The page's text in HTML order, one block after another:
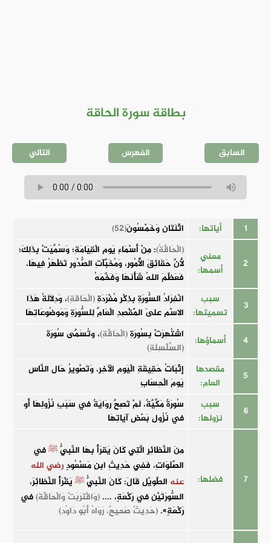
بطاقة سورة الحاقة
التالي الفهرس السابق
1 أياتها: اثْنَتَانِ وَخَمْسُونَ(52)
2
معني
أسمها:
(الْحَاقَّةُ): مِنْ أَسْمَاءِ يَومِ الْقِيَامَةِ؛ وَسُمِّيَتْ بِذَلِكَ؛
لأَنَّ حَقَائِقَ الأُمُورِ، وَمُخَبَّآتِ الصُّدُورِ تَظْهَرُ فِيهَا،
فَعَظَّمَ اللهُ شَأْنَهَا وَفَخَّمَهُ
3
سبب
تسميتها:
انْفِرَادُ السُّورَةِ بِذِكْرِ مُفْرَدَةِ(الْحَاقَةِ)، وَدِلَالَةُ هَذَا
الاسْمِ عَلَى الْمَقْصِدِ الْعَامِّ لِلسُّورَةِ وَمَوضُوعَاتِهَا
4
أسماؤها: اشتُهِرَتْ بِسُورَةِ(الْحَاقَّةِ)، وتُسَمَّى سُورَةَ
(السِّلْسِلَةِ)
5
مقصدها
العام:
إِثْبَاتُ حَقِيقَةِ الْيَومِ الآخِرِ، وَتَصْوِيرُ حَالِ النَّاسِ
يَومَ الْحِسَابِ
6
سبب
نزولها:
سُورَةٌ مَكِّيَّةٌ، لَمْ تَصِحَّ رِوَايَةٌ فِي سَبَبِ نُزُولِهَا أَو
فِي نُزُولِ بَعْضِ آياتِهَا
7 فضلها:
مِنَ النَّظَائِرِ الَّتِي كَانَ يَقرَأُ بِهَا النَّبِيُّﷺفِي
الصَّلَوَاتِ، فَفِي حَدِيثِ ابنِ مَسْعُودٍرضي الله
عنه الطَّويْلِ قَالَ: كَانَ النَّبِيُّﷺ يَقْرَأُ النَّظائِرَ،
السُّورَتَيْنِ فِي رَكْعَةٍ، ....(وَاقْتَرَبَتْ وَالْحَاقَّةَ)فِي
رَكْعَةٍ».(حَدِيثٌ صَحيحٌ، رَوَاهُ أَبُو دَاوُد)